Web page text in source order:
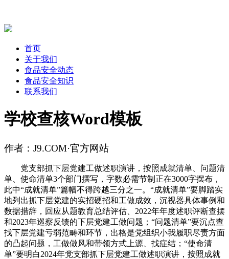
首页
关于我们
食品安全动态
食品安全知识
联系我们
学校查核Word模板
作者：J9.COM·官方网站
党支部抓下层党建工做述职演讲，按照成就清单、问题清
单、使命清单3个部门撰写，字数必需节制正在3000字摆布，
此中“成就清单”篇幅不得跨越三分之一。“成就清单”要脚踏实
地列出抓下层党建的实招硬招和工做成效，沉视器具体事例和
数据措辞，回应从题教育总结评估、2022年年度述职评断查摆
和2023年巡察反馈的下层党建工做问题；“问题清单”要沉点查
找下层党建亏弱范畴和环节，出格是党组织小我履职尽责方面
的凸起问题，工做做风和带领方式上源、找症结；“使命清
单”要明白2024年党支部抓下层党建工做述职演讲，按照成就